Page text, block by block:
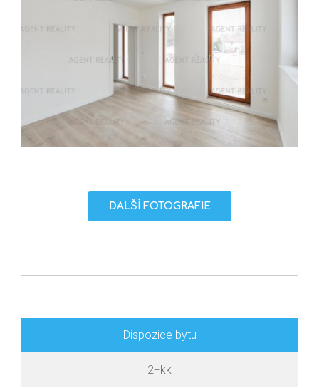
DALŠÍ FOTOGRAFIE
Dispozice bytu
2+kk